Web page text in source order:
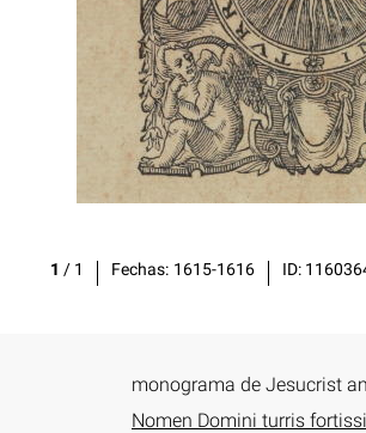
1 / 1 Fechas 1615-1616 ID:
monograma de Jesucrist
Nomen Domini turris